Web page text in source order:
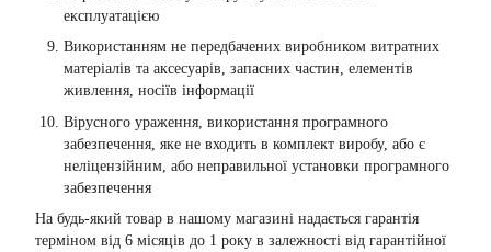
експлуатацією
Використанням не передбачених виробником витратних
матеріалів та аксесуарів, запасних частин, елементів
живлення, носіїв інформації
Вірусного ураження, використання програмного
забезпечення, яке не входить в комплект виробу, або є
неліцензійним, або неправильної установки програмного
забезпечення
На будь-який товар в нашому магазині надається гарантія
терміном від 6 місяців до 1 року в залежності від гарантійної